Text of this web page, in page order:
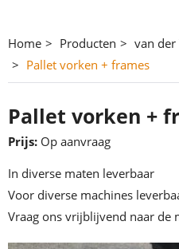
Home Producten van der
Pallet vorken + frames
Pallet vorken +
Prijs: Op aanvraag
In diverse maten leverbaar
Voor diverse machines
Vraag ons vrijblijvend naar de